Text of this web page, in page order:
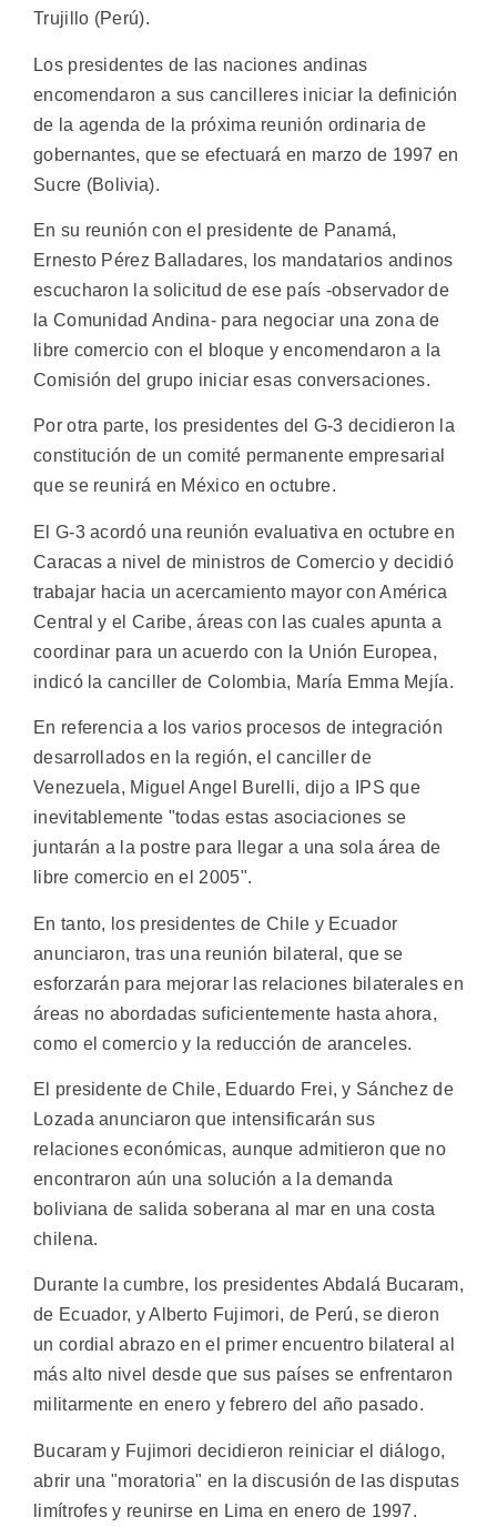
Trujillo (Perú).
Los presidentes de las naciones andinas
encomendaron a sus cancilleres iniciar la definición
de la agenda de la próxima reunión ordinaria de
gobernantes, que se efectuará en marzo de 1997 en
Sucre (Bolivia).
En su reunión con el presidente de Panamá,
Ernesto Pérez Balladares, los mandatarios andinos
escucharon la solicitud de ese país -observador de
la Comunidad Andina- para negociar una zona de
libre comercio con el bloque y encomendaron a la
Comisión del grupo iniciar esas conversaciones.
Por otra parte, los presidentes del G-3 decidieron la
constitución de un comité permanente empresarial
que se reunirá en México en octubre.
El G-3 acordó una reunión evaluativa en octubre en
Caracas a nivel de ministros de Comercio y decidió
trabajar hacia un acercamiento mayor con América
Central y el Caribe, áreas con las cuales apunta a
coordinar para un acuerdo con la Unión Europea,
indicó la canciller de Colombia, María Emma Mejía.
En referencia a los varios procesos de integración
desarrollados en la región, el canciller de
Venezuela, Miguel Angel Burelli, dijo a IPS que
inevitablemente "todas estas asociaciones se
juntarán a la postre para llegar a una sola área de
libre comercio en el 2005".
En tanto, los presidentes de Chile y Ecuador
anunciaron, tras una reunión bilateral, que se
esforzarán para mejorar las relaciones bilaterales en
áreas no abordadas suficientemente hasta ahora,
como el comercio y la reducción de aranceles.
El presidente de Chile, Eduardo Frei, y Sánchez de
Lozada anunciaron que intensificarán sus
relaciones económicas, aunque admitieron que no
encontraron aún una solución a la demanda
boliviana de salida soberana al mar en una costa
chilena.
Durante la cumbre, los presidentes Abdalá Bucaram,
de Ecuador, y Alberto Fujimori, de Perú, se dieron
un cordial abrazo en el primer encuentro bilateral al
más alto nivel desde que sus países se enfrentaron
militarmente en enero y febrero del año pasado.
Bucaram y Fujimori decidieron reiniciar el diálogo,
abrir una "moratoria" en la discusión de las disputas
limítrofes y reunirse en Lima en enero de 1997.